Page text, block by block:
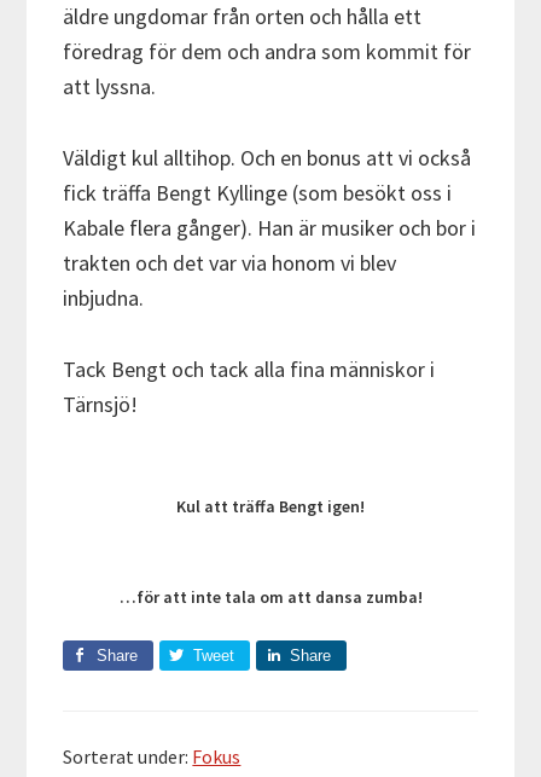
äldre ungdomar från orten och hålla ett
föredrag för dem och andra som kommit för
att lyssna.
Väldigt kul alltihop. Och en bonus att vi också
fick träffa Bengt Kyllinge (som besökt oss i
Kabale flera gånger). Han är musiker och bor i
trakten och det var via honom vi blev
inbjudna.
Tack Bengt och tack alla fina människor i
Tärnsjö!
Kul att träffa Bengt igen!
…för att inte tala om att dansa zumba!
Share Tweet Share
Sorterat under: Fokus